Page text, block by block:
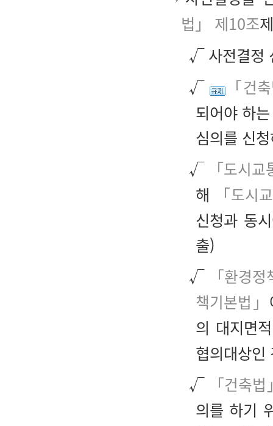
법」 제10조
√ 사전결정
√
「건
되어야 하
심의를 신
√ 「도시
해
「도시
신청과 동
출)
√
「환경
책기본법」
의 대지면
협의대상인
√
「건축
의를 하기